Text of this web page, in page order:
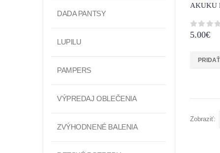
0 z 5
5.00€
Zobraziť:
DADA PANTSY
LUPILU
PAMPERS
VÝPREDAJ OBLEČENIA
ZVÝHODNENÉ BALENIA